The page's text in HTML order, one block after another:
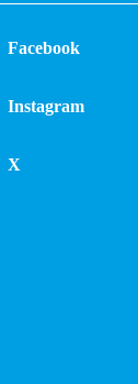
Facebook
Instagram
X